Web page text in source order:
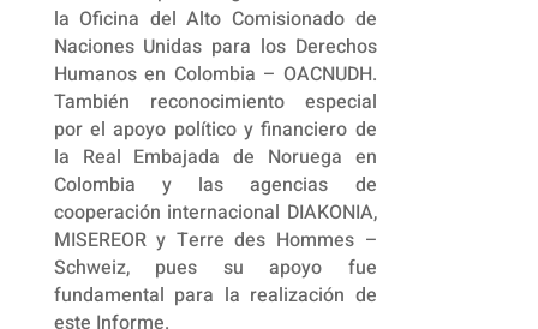
la Oficina del Alto Comisionado de
Naciones Unidas para los Derechos
Humanos en Colombia – OACNUDH.
También reconocimiento especial
por el apoyo político y financiero de
la Real Embajada de Noruega en
Colombia y las agencias de
cooperación internacional DIAKONIA,
MISEREOR y Terre des Hommes –
Schweiz, pues su apoyo fue
fundamental para la realización de
este Informe.